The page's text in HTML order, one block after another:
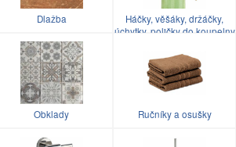
Dlažba
Háčky, věšáky, držáčky,
úchytky, poličky do koupelny
Obklady Ručníky a osušky